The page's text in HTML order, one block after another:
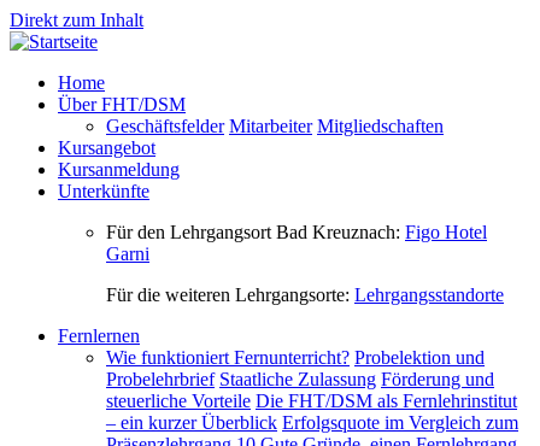
Direkt zum Inhalt
Home
Über FHT/DSM
Geschäftsfelder Mitarbeiter Mitgliedschaften
Kursangebot
Kursanmeldung
Unterkünfte
Für den Lehrgangsort Bad Kreuznach: Figo Hotel
Garni
Für die weiteren Lehrgangsorte: Lehrgangsstandorte
Fernlernen
Wie funktioniert Fernunterricht? Probelektion und
Probelehrbrief Staatliche Zulassung Förderung und
steuerliche Vorteile Die FHT/DSM als Fernlehrinstitut
– ein kurzer Überblick Erfolgsquote im Vergleich zum